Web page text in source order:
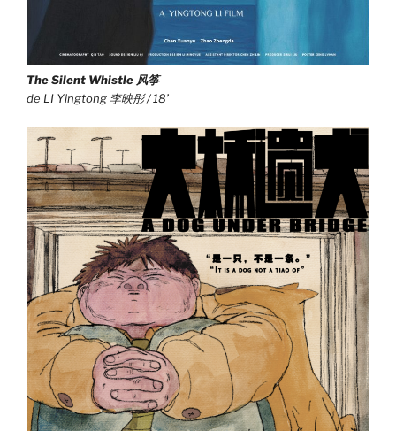
The Silent Whistle 风筝
de LI Yingtong 李映彤 / 18’